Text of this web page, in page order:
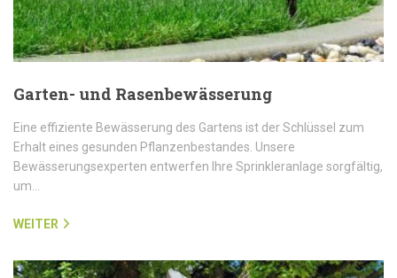
Garten- und Rasenbewässerung
Eine effiziente Bewässerung des Gartens ist der Schlüssel zum
Erhalt eines gesunden Pflanzenbestandes. Unsere
Bewässerungsexperten entwerfen Ihre Sprinkleranlage sorgfältig,
um…
WEITER